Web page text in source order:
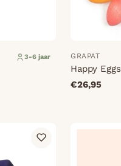
3-6 jaar GRAPAT
Happy Eggs
€26,95